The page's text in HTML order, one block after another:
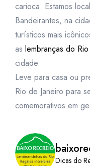
carioca. Estamos
Bandeirantes, na
turísticos mais
as lembranças do
cidade.
Leve para casa ou
Rio de Janeiro para
comemorativos em
Dicas do